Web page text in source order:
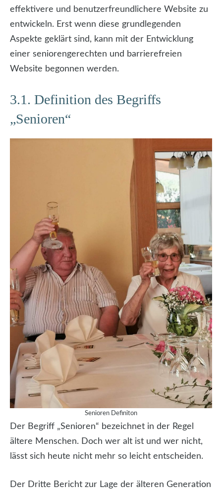
effektivere und benutzerfreundlichere Website zu
entwickeln. Erst wenn diese grundlegenden
Aspekte geklärt sind, kann mit der Entwicklung
einer seniorengerechten und barrierefreien
Website begonnen werden.
3.1. Definition des Begriffs
„Senioren“
Senioren Definiton
Der Begriff „Senioren“ bezeichnet in der Regel
ältere Menschen. Doch wer alt ist und wer nicht,
lässt sich heute nicht mehr so leicht entscheiden.
Der Dritte Bericht zur Lage der älteren Generation